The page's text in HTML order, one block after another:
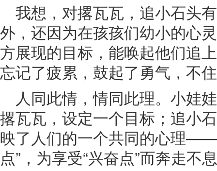
我想，对撂瓦瓦，追小石头
外，还因为在孩孩们幼小的心
方展现的目标，能唤起他们追
忘记了疲累，鼓起了勇气，不
人同此情，情同此理。小娃
撂瓦瓦，设定一个目标；追小
映了人们的一个共同的心理
点”，为享受“兴奋点”而奔走不